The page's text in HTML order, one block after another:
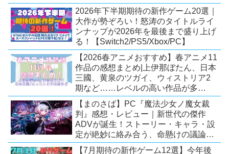
盛り上げるタイトル大集合！
【Switch2/PS5/PC】
2026年下半期期待の新作ゲーム20選｜
大作が勢ぞろい！怒涛のタイトルライ
ンナップが2026年を最後まで盛り上げ
る！【Switch2/PS5/Xbox/PC】
【2026春アニメおすすめ】春アニメ11
作品の感想まとめ|上伊那ぼたん、日本
三國、黄泉のツガイ、ウィストリア2
期など……レベルの高い作品が多
い！？
【まのさば】PC『魔法少女ノ魔女裁
判』感想・レビュー｜新世代の傑作
ADVが誕生！ストーリー・キャラ・設
定が絶妙に絡み合う、命懸けの議論ミ
ステリー【PC/Switch】
【7月期待の新作ゲーム12選】今年後